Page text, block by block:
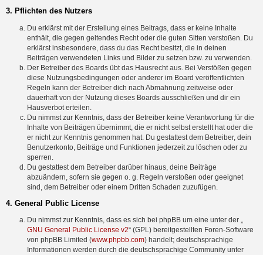
3. Pflichten des Nutzers
Du erklärst mit der Erstellung eines Beitrags, dass er keine Inhalte
enthält, die gegen geltendes Recht oder die guten Sitten verstoßen. Du
erklärst insbesondere, dass du das Recht besitzt, die in deinen
Beiträgen verwendeten Links und Bilder zu setzen bzw. zu verwenden.
Der Betreiber des Boards übt das Hausrecht aus. Bei Verstößen gegen
diese Nutzungsbedingungen oder anderer im Board veröffentlichten
Regeln kann der Betreiber dich nach Abmahnung zeitweise oder
dauerhaft von der Nutzung dieses Boards ausschließen und dir ein
Hausverbot erteilen.
Du nimmst zur Kenntnis, dass der Betreiber keine Verantwortung für die
Inhalte von Beiträgen übernimmt, die er nicht selbst erstellt hat oder die
er nicht zur Kenntnis genommen hat. Du gestattest dem Betreiber, dein
Benutzerkonto, Beiträge und Funktionen jederzeit zu löschen oder zu
sperren.
Du gestattest dem Betreiber darüber hinaus, deine Beiträge
abzuändern, sofern sie gegen o. g. Regeln verstoßen oder geeignet
sind, dem Betreiber oder einem Dritten Schaden zuzufügen.
4. General Public License
Du nimmst zur Kenntnis, dass es sich bei phpBB um eine unter der „
GNU General Public License v2“ (GPL) bereitgestellten Foren-Software
von phpBB Limited (www.phpbb.com) handelt; deutschsprachige
Informationen werden durch die deutschsprachige Community unter